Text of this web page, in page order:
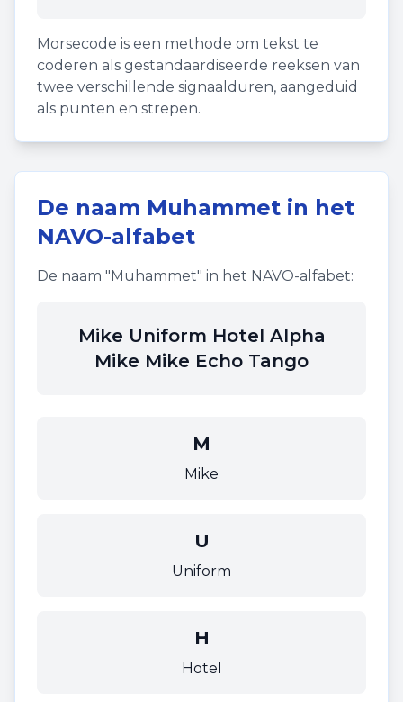
Morsecode is een methode om tekst te
coderen als gestandaardiseerde reeksen van
twee verschillende signaalduren, aangeduid
als punten en strepen.
De naam Muhammet in het
NAVO-alfabet
De naam "Muhammet" in het NAVO-alfabet:
Mike Uniform Hotel Alpha
Mike Mike Echo Tango
M
Mike
U
Uniform
H
Hotel